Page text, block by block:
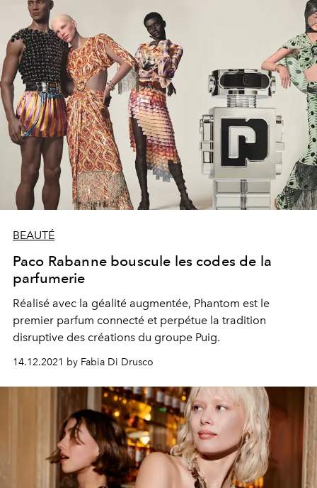
BEAUTÉ
Paco Rabanne bouscule les codes de la
parfumerie
Réalisé avec la géalité augmentée, Phantom est le
premier parfum connecté et perpétue la tradition
disruptive des créations du groupe Puig.
14.12.2021 by Fabia Di Drusco